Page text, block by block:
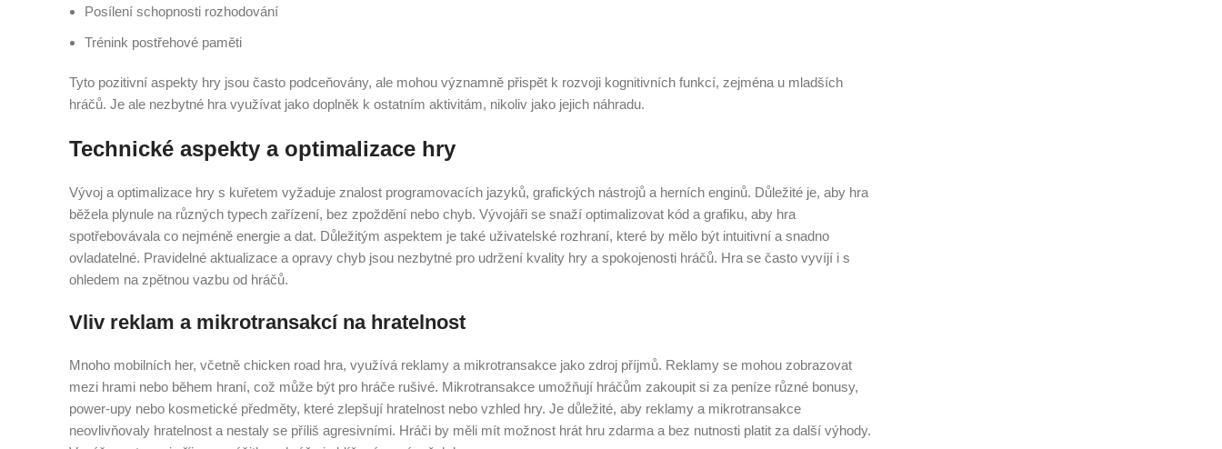
Posílení schopnosti rozhodování
Trénink postřehové paměti
Tyto pozitivní aspekty hry jsou často podceňovány, ale mohou významně přispět k rozvoji kognitivních funkcí, zejména u mladších
hráčů. Je ale nezbytné hra využívat jako doplněk k ostatním aktivitám, nikoliv jako jejich náhradu.
Technické aspekty a optimalizace hry
Vývoj a optimalizace hry s kuřetem vyžaduje znalost programovacích jazyků, grafických nástrojů a herních enginů. Důležité je, aby hra
běžela plynule na různých typech zařízení, bez zpoždění nebo chyb. Vývojáři se snaží optimalizovat kód a grafiku, aby hra
spotřebovávala co nejméně energie a dat. Důležitým aspektem je také uživatelské rozhraní, které by mělo být intuitivní a snadno
ovladatelné. Pravidelné aktualizace a opravy chyb jsou nezbytné pro udržení kvality hry a spokojenosti hráčů. Hra se často vyvíjí i s
ohledem na zpětnou vazbu od hráčů.
Vliv reklam a mikrotransakcí na hratelnost
Mnoho mobilních her, včetně chicken road hra, využívá reklamy a mikrotransakce jako zdroj příjmů. Reklamy se mohou zobrazovat
mezi hrami nebo během hraní, což může být pro hráče rušivé. Mikrotransakce umožňují hráčům zakoupit si za peníze různé bonusy,
power-upy nebo kosmetické předměty, které zlepšují hratelnost nebo vzhled hry. Je důležité, aby reklamy a mikrotransakce
neovlivňovaly hratelnost a nestaly se příliš agresivními. Hráči by měli mít možnost hrát hru zdarma a bez nutnosti platit za další výhody.